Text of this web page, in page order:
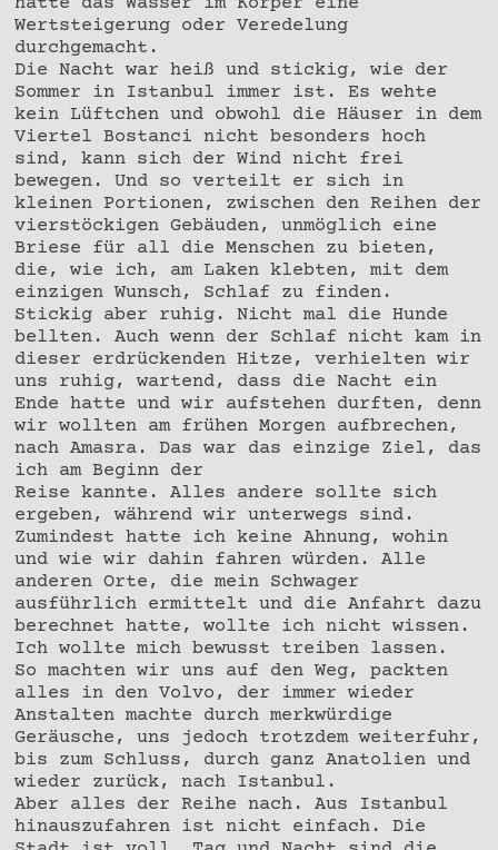
hätte das Wasser im Körper eine
Wertsteigerung oder Veredelung
durchgemacht.
Die Nacht war heiß und stickig, wie der
Sommer in Istanbul immer ist. Es wehte
kein Lüftchen und obwohl die Häuser in dem
Viertel Bostanci nicht besonders hoch
sind, kann sich der Wind nicht frei
bewegen. Und so verteilt er sich in
kleinen Portionen, zwischen den Reihen der
vierstöckigen Gebäuden, unmöglich eine
Briese für all die Menschen zu bieten,
die, wie ich, am Laken klebten, mit dem
einzigen Wunsch, Schlaf zu finden.
Stickig aber ruhig. Nicht mal die Hunde
bellten. Auch wenn der Schlaf nicht kam in
dieser erdrückenden Hitze, verhielten wir
uns ruhig, wartend, dass die Nacht ein
Ende hatte und wir aufstehen durften, denn
wir wollten am frühen Morgen aufbrechen,
nach Amasra. Das war das einzige Ziel, das
ich am Beginn der
Reise kannte. Alles andere sollte sich
ergeben, während wir unterwegs sind.
Zumindest hatte ich keine Ahnung, wohin
und wie wir dahin fahren würden. Alle
anderen Orte, die mein Schwager
ausführlich ermittelt und die Anfahrt dazu
berechnet hatte, wollte ich nicht wissen.
Ich wollte mich bewusst treiben lassen.
So machten wir uns auf den Weg, packten
alles in den Volvo, der immer wieder
Anstalten machte durch merkwürdige
Geräusche, uns jedoch trotzdem weiterfuhr,
bis zum Schluss, durch ganz Anatolien und
wieder zurück, nach Istanbul.
Aber alles der Reihe nach. Aus Istanbul
hinauszufahren ist nicht einfach. Die